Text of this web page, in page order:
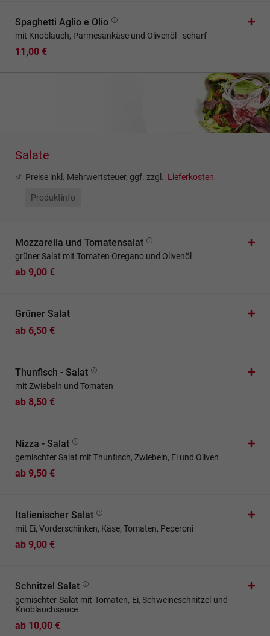
Spaghetti Aglio e Olio
mit Knoblauch, Parmesankäse und Olivenöl - scharf -
11,00 €
Salate
Preise inkl. Mehrwertsteuer, ggf. zzgl. Lieferkosten
Produktinfo
Mozzarella und Tomatensalat
grüner Salat mit Tomaten Oregano und Olivenöl
ab 9,00 €
Grüner Salat
ab 6,50 €
Thunfisch - Salat
mit Zwiebeln und Tomaten
ab 8,50 €
Nizza - Salat
gemischter Salat mit Thunfisch, Zwiebeln, Ei und Oliven
ab 9,50 €
Italienischer Salat
mit Ei, Vorderschinken, Käse, Tomaten, Peperoni
ab 9,00 €
Schnitzel Salat
gemischter Salat mit Tomaten, Ei, Schweineschnitzel und
Knoblauchsauce
ab 10,00 €